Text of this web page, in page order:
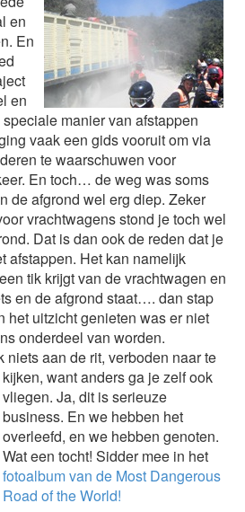
en
En
en
manier van afstappen
vaak een gids vooruit om via
te waarschuwen voor
En toch… de weg was soms
de afgrond wel erg diep. Zeker
vrachtwagens stond je toch wel
Dat is dan ook de reden dat je
afstappen. Het kan namelijk
tik krijgt van de vrachtwagen en
en de afgrond staat…. dan stap
het uitzicht genieten was er niet
onderdeel van worden.
niets aan de rit, verboden naar te
kijken, want anders ga je zelf ook
vliegen. Ja, dit is serieuze
business. En we hebben het
overleefd, en we hebben genoten.
Wat een tocht! Sidder mee in het
fotoalbum van de Most Dangerous
Road of the World!